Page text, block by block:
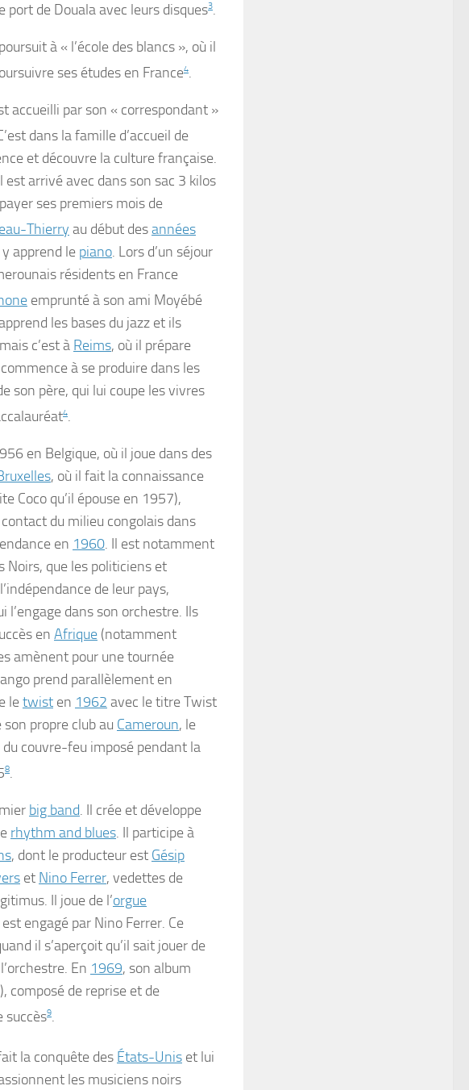
port de Douala avec leurs disques3.
à « l’école des blancs », où il
ses études en France4.
accueilli par son « correspondant »
dans la famille d’accueil de
et découvre la culture française.
est arrivé avec dans son sac 3 kilos
ses premiers mois de
Thierry au début desannées
apprend le piano. Lors d’un séjour
résidents en France
emprunté à son ami Moyébé
les bases du jazz et ils
c’est à Reims, où il prépare
à se produire dans les
son père, qui lui coupe les vivres
4.
en Belgique, où il joue dans des
, où il fait la connaissance
Coco qu’il épouse en 1957),
contact du milieu congolais dans
en 1960. Il est notamment
Noirs, que les politiciens et
de leur pays,
l’engage dans son orchestre. Ils
en Afrique (notamment
amènent pour une tournée
prend parallèlement en
letwist en 1962 avec le titreTwist
propre club au Cameroun, le
couvre-feu imposé pendant la
8.
big band. Il crée et développe
rhythm and blues. Il participe à
, dont le producteur est Gésip
et Nino Ferrer, vedettes de
Il joue de l’orgue
engagé par Nino Ferrer. Ce
il s’aperçoit qu’il sait jouer de
En 1969, son album
composé de reprise et de
succès9.
la conquête des États-Unis et lui
les musiciens noirs